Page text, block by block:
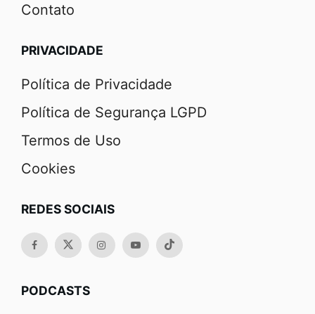
Contato
PRIVACIDADE
Política de Privacidade
Política de Segurança LGPD
Termos de Uso
Cookies
REDES SOCIAIS
PODCASTS